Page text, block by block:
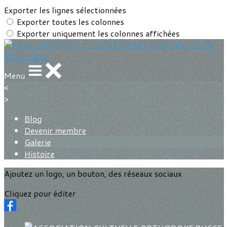
Exporter les lignes sélectionnées
Exporter toutes les colonnes
Exporter uniquement les colonnes affichées
Menu
<
>
Blog
Devenir membre
Galerie
Histoire
Ajoutez un logo, un bouton, des réseaux sociaux
Cliquez pour éditer